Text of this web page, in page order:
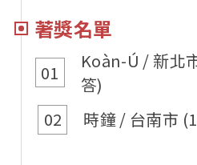
著獎名單
01
Koàn-Ú / 新北
答)
02
時鐘 / 台南市